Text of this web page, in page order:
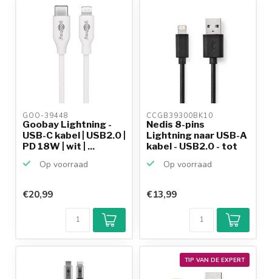
GOO-39448
Goobay Lightning -
USB-C kabel | USB2.0 |
PD 18W | wit | ...
Op voorraad
€20,99
CCGB39300BK10
Nedis 8-pins
Lightning naar USB-A
kabel - USB2.0 - tot
Op voorraad
€13,99
TIP VAN DE EXPERT